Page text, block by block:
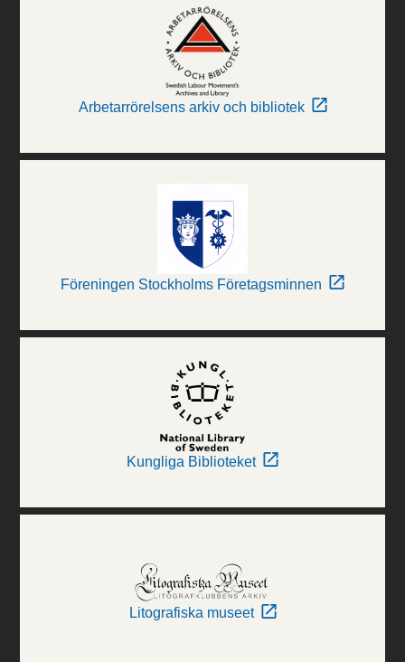
Arbetarrörelsens arkiv och bibliotek
Föreningen Stockholms Företagsminnen
Kungliga Biblioteket
Litografiska museet